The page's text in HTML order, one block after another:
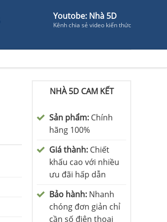
Youtobe: Nhà 5D
Kênh chia sẻ video kiến thức
NHÀ 5D CAM KẾT
Sản phẩm: Chính
hãng 100%
Giá thành: Chiết
khấu cao với nhiều
ưu đãi hấp dẫn
Bảo hành: Nhanh
chóng đơn giản chỉ
cần số điện thoại